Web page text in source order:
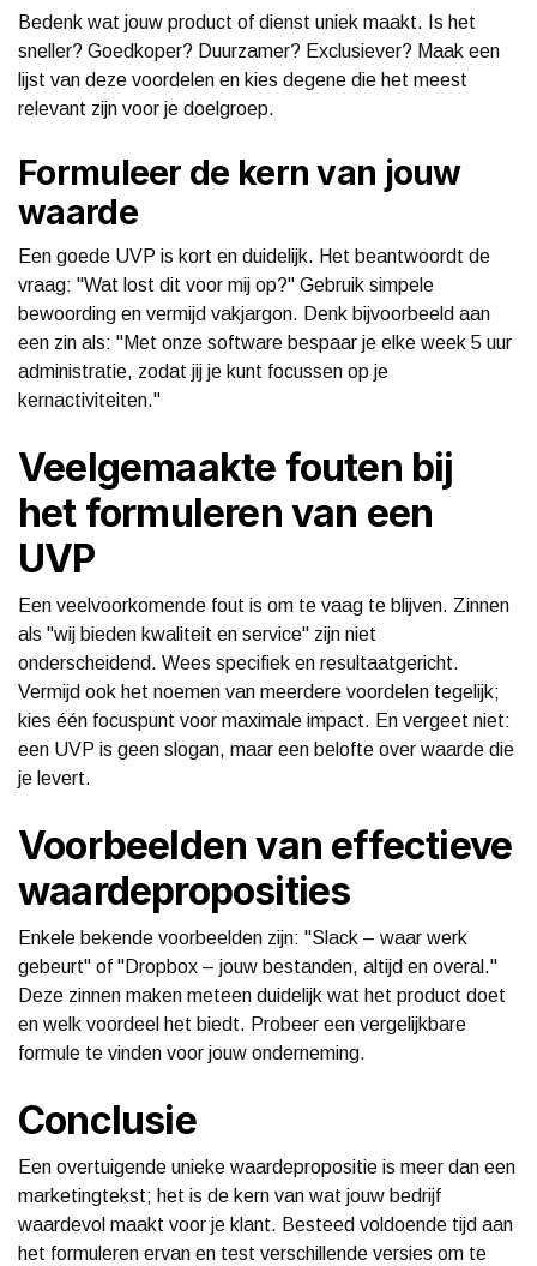
Bedenk wat jouw product of dienst uniek maakt. Is het
sneller? Goedkoper? Duurzamer? Exclusiever? Maak een
lijst van deze voordelen en kies degene die het meest
relevant zijn voor je doelgroep.
Formuleer de kern van jouw
waarde
Een goede UVP is kort en duidelijk. Het beantwoordt de
vraag: "Wat lost dit voor mij op?" Gebruik simpele
bewoording en vermijd vakjargon. Denk bijvoorbeeld aan
een zin als: "Met onze software bespaar je elke week 5 uur
administratie, zodat jij je kunt focussen op je
kernactiviteiten."
Veelgemaakte fouten bij
het formuleren van een
UVP
Een veelvoorkomende fout is om te vaag te blijven. Zinnen
als "wij bieden kwaliteit en service" zijn niet
onderscheidend. Wees specifiek en resultaatgericht.
Vermijd ook het noemen van meerdere voordelen tegelijk;
kies één focuspunt voor maximale impact. En vergeet niet:
een UVP is geen slogan, maar een belofte over waarde die
je levert.
Voorbeelden van effectieve
waardeproposities
Enkele bekende voorbeelden zijn: "Slack – waar werk
gebeurt" of "Dropbox – jouw bestanden, altijd en overal."
Deze zinnen maken meteen duidelijk wat het product doet
en welk voordeel het biedt. Probeer een vergelijkbare
formule te vinden voor jouw onderneming.
Conclusie
Een overtuigende unieke waardepropositie is meer dan een
marketingtekst; het is de kern van wat jouw bedrijf
waardevol maakt voor je klant. Besteed voldoende tijd aan
het formuleren ervan en test verschillende versies om te